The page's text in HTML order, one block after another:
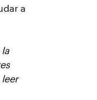
a
la
leer